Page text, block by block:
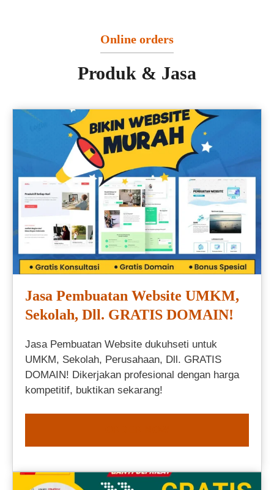
Online orders
Produk & Jasa
Jasa Pembuatan Website UMKM,
Sekolah, Dll. GRATIS DOMAIN!
Jasa Pembuatan Website dukuhseti untuk
UMKM, Sekolah, Perusahaan, Dll. GRATIS
DOMAIN! Dikerjakan profesional dengan harga
kompetitif, buktikan sekarang!